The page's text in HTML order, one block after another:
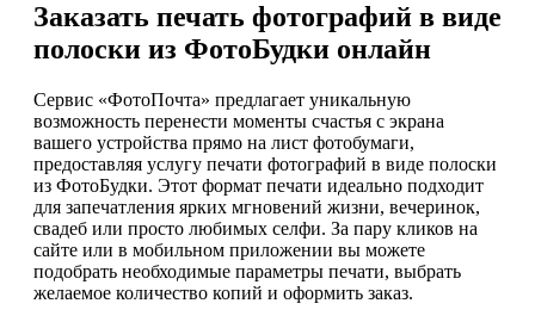
Заказать печать фотографий в виде
полоски из ФотоБудки онлайн
Сервис «ФотоПочта» предлагает уникальную
возможность перенести моменты счастья с экрана
вашего устройства прямо на лист фотобумаги,
предоставляя услугу печати фотографий в виде полоски
из ФотоБудки. Этот формат печати идеально подходит
для запечатления ярких мгновений жизни, вечеринок,
свадеб или просто любимых селфи. За пару кликов на
сайте или в мобильном приложении вы можете
подобрать необходимые параметры печати, выбрать
желаемое количество копий и оформить заказ.